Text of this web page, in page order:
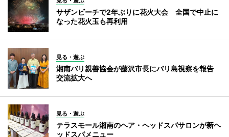
サザンビーチで2年ぶりに花火大会 全国で中止に
なった花火玉も再利用
見る・遊ぶ
湘南バリ親善協会が藤沢市長にバリ島視察を報告
交流拡大へ
見る・遊ぶ
テラスモール湘南のヘア・ヘッドスパサロンが新ヘ
ッドスパメニュー